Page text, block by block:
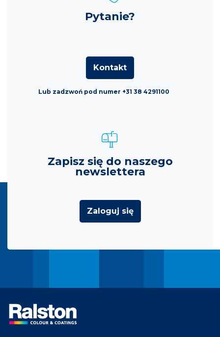
Pytanie?
Kontakt
Lub zadzwoń pod numer +31 38 4291100
Zapisz się do naszego
newslettera
Zaloguj się